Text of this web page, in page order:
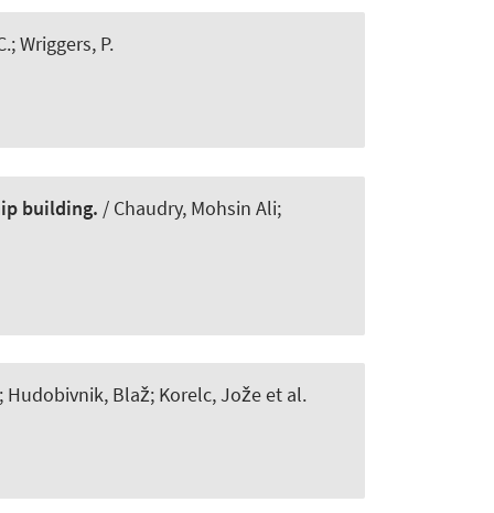
; Wriggers, P.
building. / Chaudry, Mohsin Ali;
Hudobivnik, Blaž; Korelc, Jože et al.